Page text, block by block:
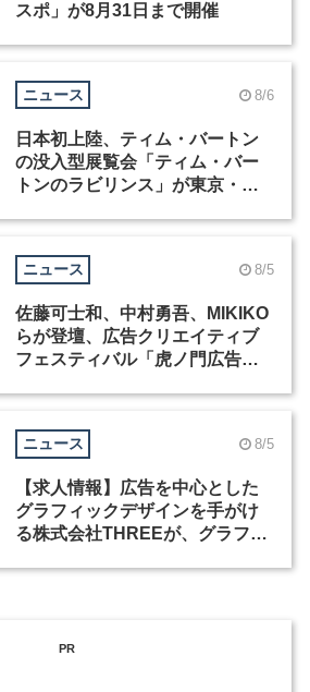
スポ」が8月31日まで開催
ニュース 8/6
日本初上陸、ティム・バートン
の没入型展覧会「ティム・バー
トンのラビリンス」が東京・豊
ニュース 8/5
佐藤可士和、中村勇吾、MIKIKO
らが登壇、広告クリエイティブ
フェスティバル「虎ノ門広告
ニュース 8/5
【求人情報】広告を中心とした
グラフィックデザインを手がけ
る株式会社THREEが、グラフィ
PR